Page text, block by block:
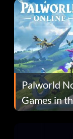
Palworld
Games in